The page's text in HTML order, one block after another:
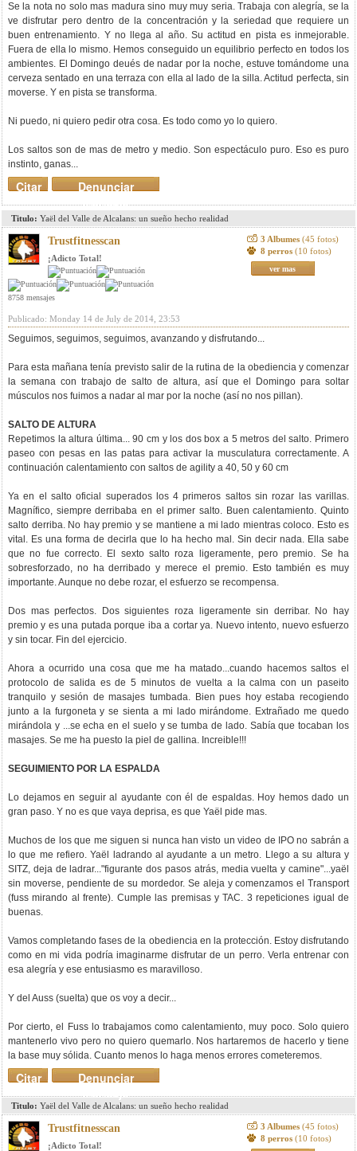
Se la nota no solo mas madura sino muy muy seria. Trabaja con alegría, se la
ve disfrutar pero dentro de la concentración y la seriedad que requiere un
buen entrenamiento. Y no llega al año. Su actitud en pista es inmejorable.
Fuera de ella lo mismo. Hemos conseguido un equilibrio perfecto en todos los
ambientes. El Domingo deués de nadar por la noche, estuve tomándome una
cerveza sentado en una terraza con ella al lado de la silla. Actitud perfecta, sin
moverse. Y en pista se transforma.
Ni puedo, ni quiero pedir otra cosa. Es todo como yo lo quiero.
Los saltos son de mas de metro y medio. Son espectáculo puro. Eso es puro
instinto, ganas...
Denunciar
mensaje
Citar
Titulo: Yaël del Valle de Alcalans: un sueño hecho realidad
Trustfitnesscan
¡Adicto Total!
8758 mensajes
3 Albumes (45 fotos)
8 perros (10 fotos)
ver mas
Publicado: Monday 14 de July de 2014, 23:53
Seguimos, seguimos, seguimos, avanzando y disfrutando...
Para esta mañana tenía previsto salir de la rutina de la obediencia y comenzar
la semana con trabajo de salto de altura, así que el Domingo para soltar
músculos nos fuimos a nadar al mar por la noche (así no nos pillan).
SALTO DE ALTURA
Repetimos la altura última... 90 cm y los dos box a 5 metros del salto. Primero
paseo con pesas en las patas para activar la musculatura correctamente. A
continuación calentamiento con saltos de agility a 40, 50 y 60 cm
Ya en el salto oficial superados los 4 primeros saltos sin rozar las varillas.
Magnífico, siempre derribaba en el primer salto. Buen calentamiento. Quinto
salto derriba. No hay premio y se mantiene a mi lado mientras coloco. Esto es
vital. Es una forma de decirla que lo ha hecho mal. Sin decir nada. Ella sabe
que no fue correcto. El sexto salto roza ligeramente, pero premio. Se ha
sobresforzado, no ha derribado y merece el premio. Esto también es muy
importante. Aunque no debe rozar, el esfuerzo se recompensa.
Dos mas perfectos. Dos siguientes roza ligeramente sin derribar. No hay
premio y es una putada porque iba a cortar ya. Nuevo intento, nuevo esfuerzo
y sin tocar. Fin del ejercicio.
Ahora a ocurrido una cosa que me ha matado...cuando hacemos saltos el
protocolo de salida es de 5 minutos de vuelta a la calma con un paseito
tranquilo y sesión de masajes tumbada. Bien pues hoy estaba recogiendo
junto a la furgoneta y se sienta a mi lado mirándome. Extrañado me quedo
mirándola y ...se echa en el suelo y se tumba de lado. Sabía que tocaban los
masajes. Se me ha puesto la piel de gallina. Increible!!!
SEGUIMIENTO POR LA ESPALDA
Lo dejamos en seguir al ayudante con él de espaldas. Hoy hemos dado un
gran paso. Y no es que vaya deprisa, es que Yaël pide mas.
Muchos de los que me siguen si nunca han visto un video de IPO no sabrán a
lo que me refiero. Yaël ladrando al ayudante a un metro. Llego a su altura y
SITZ, deja de ladrar..."figurante dos pasos atrás, media vuelta y camine"...yaël
sin moverse, pendiente de su mordedor. Se aleja y comenzamos el Transport
(fuss mirando al frente). Cumple las premisas y TAC. 3 repeticiones igual de
buenas.
Vamos completando fases de la obediencia en la protección. Estoy disfrutando
como en mi vida podría imaginarme disfrutar de un perro. Verla entrenar con
esa alegría y ese entusiasmo es maravilloso.
Y del Auss (suelta) que os voy a decir...
Por cierto, el Fuss lo trabajamos como calentamiento, muy poco. Solo quiero
mantenerlo vivo pero no quiero quemarlo. Nos hartaremos de hacerlo y tiene
la base muy sólida. Cuanto menos lo haga menos errores cometeremos.
Denunciar
mensaje
Citar
Titulo: Yaël del Valle de Alcalans: un sueño hecho realidad
Trustfitnesscan
¡Adicto Total!
3 Albumes (45 fotos)
8 perros (10 fotos)